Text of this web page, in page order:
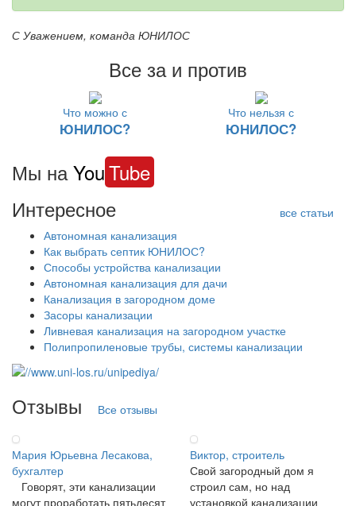
С Уважением, команда ЮНИЛОС
Все за и против
Что можно с
ЮНИЛОС?
Что нельзя с
ЮНИЛОС?
Мы наYouTube
все статьи
Интересное
Автономная канализация
Как выбрать септик ЮНИЛОС?
Способы устройства канализации
Автономная канализация для дачи
Канализация в загородном доме
Засоры канализации
Ливневая канализация на загородном участке
Полипропиленовые трубы, системы канализации
Отзывы Все отзывы
Мария Юрьевна Лесакова,
бухгалтер
Говорят, эти канализации
могут проработать пятьдесят
Виктор, строитель
Свой загородный дом я
строил сам, но над
установкой канализации